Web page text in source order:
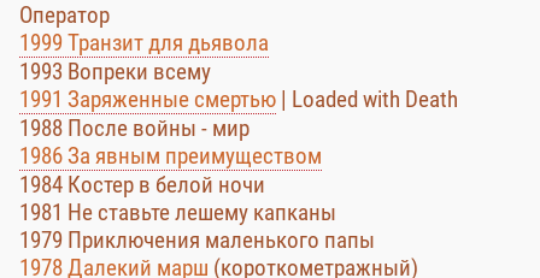
Оператор
1999 Транзит для дьявола
1993 Вопреки всему
1991 Заряженные смертью | Loaded with Death
1988 После войны - мир
1986 За явным преимуществом
1984 Костер в белой ночи
1981 Не ставьте лешему капканы
1979 Приключения маленького папы
1978 Далекий марш (короткометражный)